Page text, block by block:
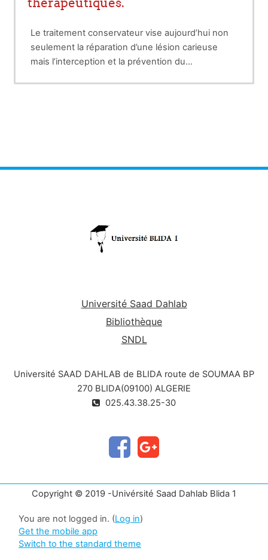
Le traitement conservateur vise aujourd’hui non
seulement la réparation d’une lésion carieuse
mais l’interception et la prévention du
Université Saad Dahlab
Bibliothèque
SNDL
Université SAAD DAHLAB de BLIDA route de SOUMAA BP
270 BLIDA(09100) ALGERIE
025.43.38.25-30
Copyright © 2019 -Univérsité Saad Dahlab Blida 1
You are not logged in. (Log in)
Get the mobile app
Switch to the standard theme